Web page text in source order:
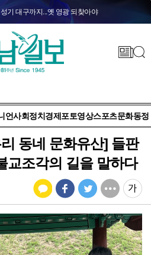
기 대구까지...옛 영광 되찾아야
언사회정치 경제 포토영상스포츠문화동정
동네 문화유산] 들판
교조각의 길을 말하다